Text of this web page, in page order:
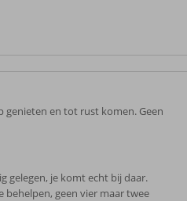
genieten en tot rust komen. Geen
gelegen, je komt echt bij daar.
behelpen, geen vier maar twee